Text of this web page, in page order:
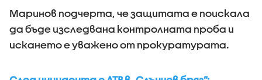
Маринов подчерта, че защитата е поискала
да бъде изследвана контролната проба и
искането е уважено от прокуратурата.